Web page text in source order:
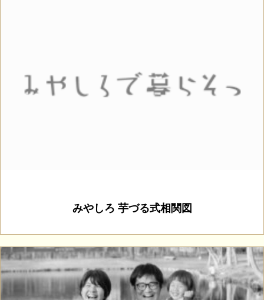
みやしろ 芋づる式相関図